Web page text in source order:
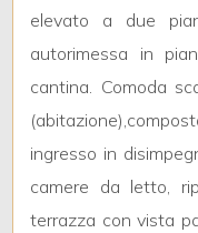
elevato a due
autorimessa in
cantina. Comoda
ingresso in
camere da letto,
terrazza con vista
Qualsiasi
1
2
3